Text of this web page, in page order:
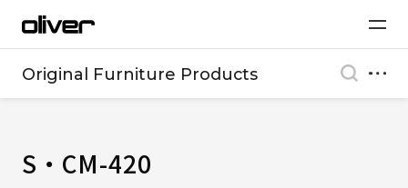
Original Furniture Products
S・CM-420